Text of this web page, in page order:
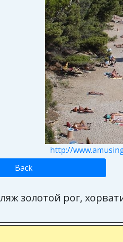
http://
Back
золотой рог,